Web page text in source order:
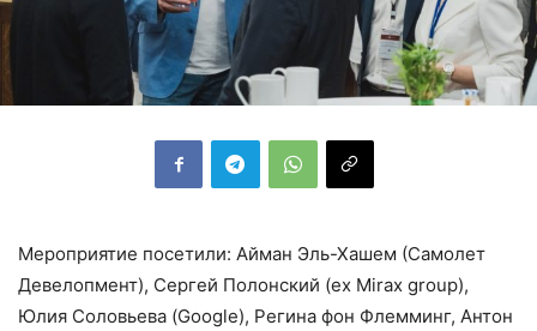
Мероприятие посетили: Айман Эль-Хашем (Самолет
Девелопмент), Сергей Полонский (ex Mirax group),
Юлия Соловьева (Google), Регина фон Флемминг, Антон